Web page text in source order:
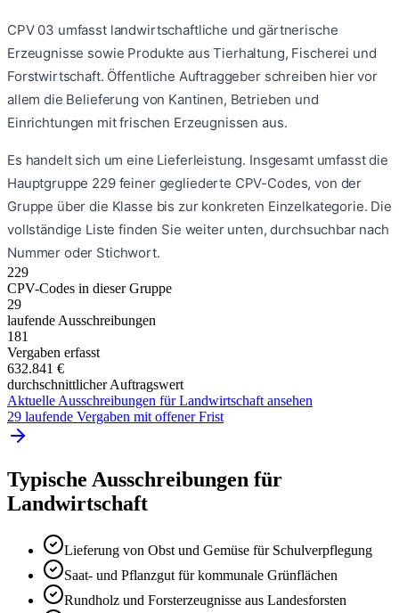
CPV 03 umfasst landwirtschaftliche und gärtnerische
Erzeugnisse sowie Produkte aus Tierhaltung, Fischerei und
Forstwirtschaft. Öffentliche Auftraggeber schreiben hier vor
allem die Belieferung von Kantinen, Betrieben und
Einrichtungen mit frischen Erzeugnissen aus.
Es handelt sich um eine Lieferleistung. Insgesamt umfasst die
Hauptgruppe 229feiner gegliederte CPV-Codes, von der
Gruppe über die Klasse bis zur konkreten Einzelkategorie. Die
vollständige Liste finden Sie weiter unten, durchsuchbar nach
Nummer oder Stichwort.
229
CPV-Codes in dieser Gruppe
29
laufende Ausschreibungen
181
Vergaben erfasst
632.841 €
durchschnittlicher Auftragswert
Aktuelle Ausschreibungen fürLandwirtschaft ansehen
29 laufende Vergaben mit offener Frist
Typische Ausschreibungen für
Landwirtschaft
Lieferung von Obst und Gemüse für Schulverpflegung
Saat- und Pflanzgut für kommunale Grünflächen
Rundholz und Forsterzeugnisse aus Landesforsten